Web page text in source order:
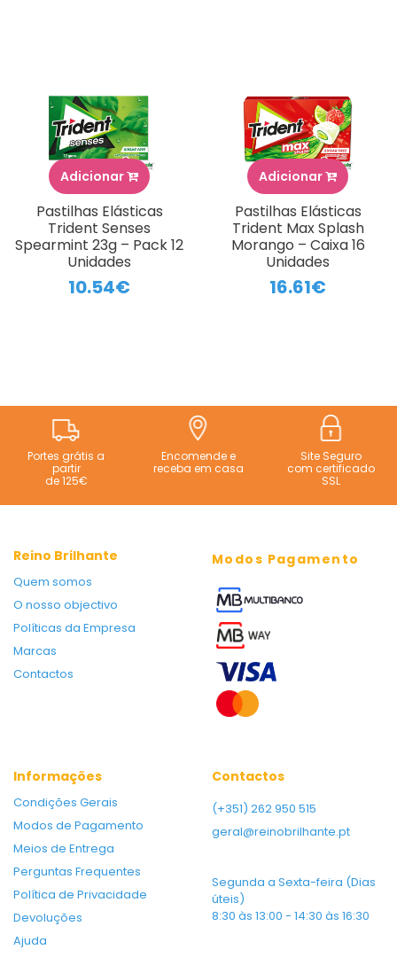
Adicionar
Pastilhas Elásticas
Trident Senses
Spearmint 23g – Pack 12
Unidades
10.54€
Adicionar
Pastilhas Elásticas
Trident Max Splash
Morango – Caixa 16
Unidades
16.61€
Portes grátis a
partir
de 125€
Encomende e
receba em casa
Site Seguro
com certificado
SSL
Reino Brilhante
Quem somos
O nosso objectivo
Políticas da Empresa
Marcas
Contactos
Modos Pagamento
Informações
Condições Gerais
Modos de Pagamento
Meios de Entrega
Perguntas Frequentes
Política de Privacidade
Devoluções
Ajuda
Contactos
(+351) 262 950 515
geral@reinobrilhante.pt
Segunda a Sexta-feira (Dias
úteis)
8:30 às 13:00 - 14:30 às 16:30